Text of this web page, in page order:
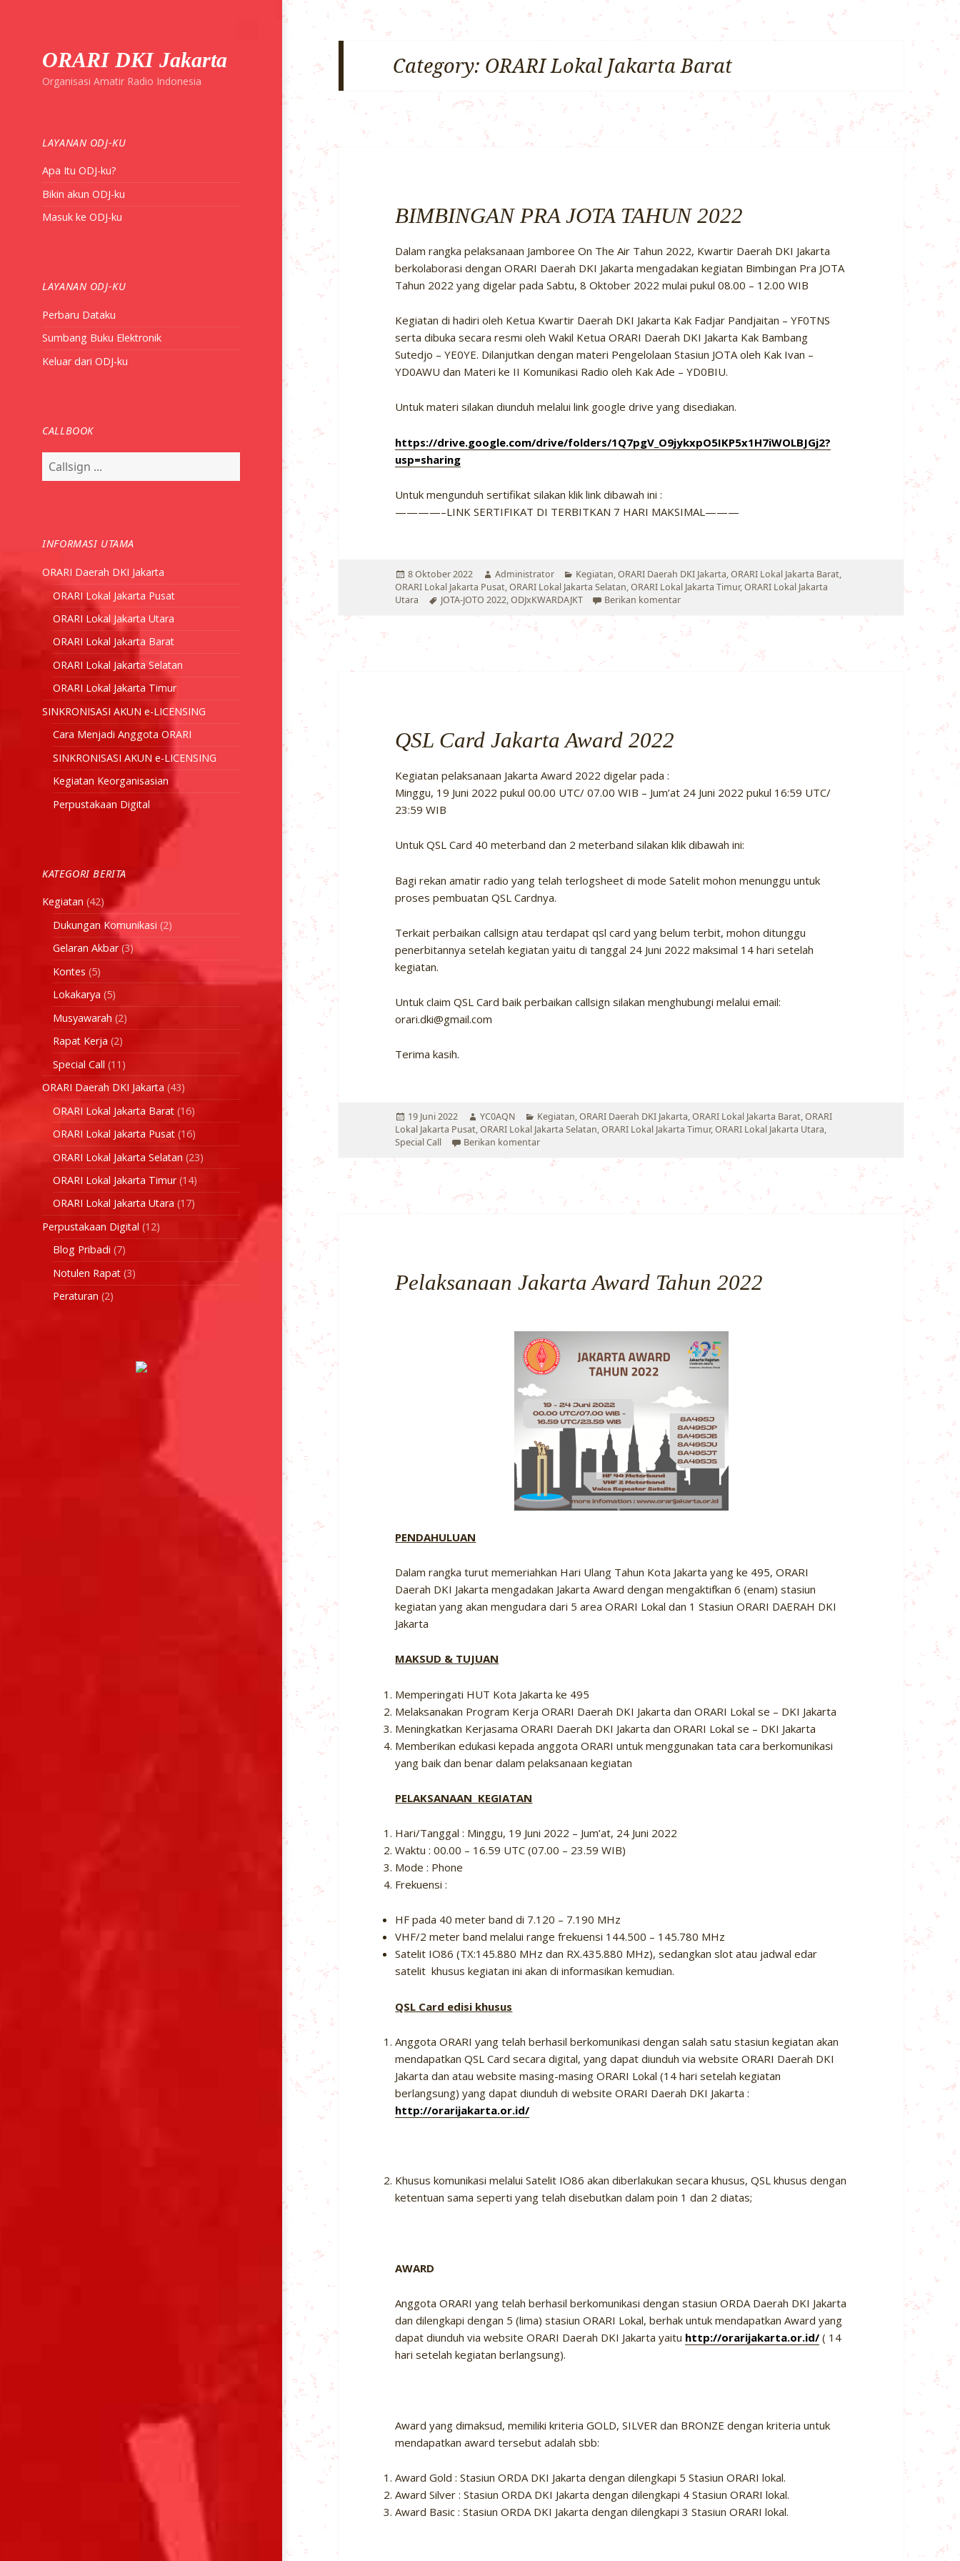
ORARI DKI Jakarta
Organisasi Amatir Radio Indonesia
LAYANAN ODJ-KU
Apa Itu ODJ-ku?
Bikin akun ODJ-ku
Masuk ke ODJ-ku
LAYANAN ODJ-KU
Perbaru Dataku
Sumbang Buku Elektronik
Keluar dari ODJ-ku
CALLBOOK
INFORMASI UTAMA
ORARI Daerah DKI Jakarta
ORARI Lokal Jakarta Pusat
ORARI Lokal Jakarta Utara
ORARI Lokal Jakarta Barat
ORARI Lokal Jakarta Selatan
ORARI Lokal Jakarta Timur
SINKRONISASI AKUN e-LICENSING
Cara Menjadi Anggota ORARI
SINKRONISASI AKUN e-LICENSING
Kegiatan Keorganisasian
Perpustakaan Digital
KATEGORI BERITA
Kegiatan (42)
Dukungan Komunikasi (2)
Gelaran Akbar(3)
Kontes (5)
Lokakarya (5)
Musyawarah (2)
Rapat Kerja (2)
Special Call (11)
ORARI Daerah DKI Jakarta (43)
ORARI Lokal Jakarta Barat(16)
ORARI Lokal Jakarta Pusat(16)
ORARI Lokal Jakarta Selatan (23)
ORARI Lokal Jakarta Timur(14)
ORARI Lokal Jakarta Utara (17)
Perpustakaan Digital (12)
Blog Pribadi (7)
Notulen Rapat(3)
Peraturan (2)
Category: ORARI Lokal Jakarta Barat
BIMBINGAN PRA JOTA TAHUN 2022
Dalam rangka pelaksanaan Jamboree On The Air Tahun 2022, Kwartir Daerah DKI Jakarta
berkolaborasi dengan ORARI Daerah DKI Jakarta mengadakan kegiatan Bimbingan Pra JOTA
Tahun 2022 yang digelar pada Sabtu, 8 Oktober 2022 mulai pukul 08.00 – 12.00 WIB
Kegiatan di hadiri oleh Ketua Kwartir Daerah DKI Jakarta Kak Fadjar Pandjaitan – YF0TNS
serta dibuka secara resmi oleh Wakil Ketua ORARI Daerah DKI Jakarta Kak Bambang
Sutedjo – YE0YE. Dilanjutkan dengan materi Pengelolaan Stasiun JOTA oleh Kak Ivan –
YD0AWU dan Materi ke II Komunikasi Radio oleh Kak Ade – YD0BIU.
Untuk materi silakan diunduh melalui link google drive yang disediakan.
https://drive.google.com/drive/folders/1Q7pgV_O9jykxpO5IKP5x1H7iWOLBJGj2?
usp=sharing
Untuk mengunduh sertifikat silakan klik link dibawah ini :
————–LINK SERTIFIKAT DI TERBITKAN 7 HARI MAKSIMAL———
Diposkan
pada
8 Oktober 2022 Penulis
Administrator Kategori
Kegiatan,ORARI Daerah DKI Jakarta,ORARI Lokal Jakarta Barat,
ORARI Lokal Jakarta Pusat,ORARI Lokal Jakarta Selatan,ORARI Lokal Jakarta Timur,ORARI Lokal Jakarta
Utara
Tag
JOTA-JOTO 2022,ODJxKWARDAJKT Berikan komentaruntuk BIMBINGAN PRA JOTA TAHUN 2022
QSL Card Jakarta Award 2022
Kegiatan pelaksanaan Jakarta Award 2022 digelar pada :
Minggu, 19 Juni 2022 pukul 00.00 UTC/ 07.00 WIB – Jum’at 24 Juni 2022 pukul 16:59 UTC/
23:59 WIB
Untuk QSL Card 40 meterband dan 2 meterband silakan klik dibawah ini:
Bagi rekan amatir radio yang telah terlogsheet di mode Satelit mohon menunggu untuk
proses pembuatan QSL Cardnya.
Terkait perbaikan callsign atau terdapat qsl card yang belum terbit, mohon ditunggu
penerbitannya setelah kegiatan yaitu di tanggal 24 Juni 2022 maksimal 14 hari setelah
kegiatan.
Untuk claim QSL Card baik perbaikan callsign silakan menghubungi melalui email:
orari.dki@gmail.com
Terima kasih.
Diposkan
pada
19 Juni 2022 Penulis
YC0AQN Kategori
Kegiatan,ORARI Daerah DKI Jakarta,ORARI Lokal Jakarta Barat,ORARI
Lokal Jakarta Pusat,ORARI Lokal Jakarta Selatan,ORARI Lokal Jakarta Timur,ORARI Lokal Jakarta Utara,
Special Call
Berikan komentaruntuk QSL Card Jakarta Award 2022
Pelaksanaan Jakarta Award Tahun 2022
PENDAHULUAN
Dalam rangka turut memeriahkan Hari Ulang Tahun Kota Jakarta yang ke 495, ORARI
Daerah DKI Jakarta mengadakan Jakarta Award dengan mengaktifkan 6 (enam) stasiun
kegiatan yang akan mengudara dari 5 area ORARI Lokal dan 1 Stasiun ORARI DAERAH DKI
Jakarta
MAKSUD & TUJUAN
Memperingati HUT Kota Jakarta ke 495
Melaksanakan Program Kerja ORARI Daerah DKI Jakarta dan ORARI Lokal se – DKI Jakarta
Meningkatkan Kerjasama ORARI Daerah DKI Jakarta dan ORARI Lokal se – DKI Jakarta
Memberikan edukasi kepada anggota ORARI untuk menggunakan tata cara berkomunikasi
yang baik dan benar dalam pelaksanaan kegiatan
PELAKSANAAN KEGIATAN
Hari/Tanggal : Minggu, 19 Juni 2022 – Jum’at, 24 Juni 2022
Waktu : 00.00 – 16.59 UTC (07.00 – 23.59 WIB)
Mode : Phone
Frekuensi :
HF pada 40 meter band di 7.120 – 7.190 MHz
VHF/2 meter band melalui range frekuensi 144.500 – 145.780 MHz
Satelit IO86 (TX:145.880 MHz dan RX.435.880 MHz), sedangkan slot atau jadwal edar
satelit khusus kegiatan ini akan di informasikan kemudian.
QSL Card edisi khusus
Anggota ORARI yang telah berhasil berkomunikasi dengan salah satu stasiun kegiatan akan
mendapatkan QSL Card secara digital, yang dapat diunduh via website ORARI Daerah DKI
Jakarta dan atau website masing-masing ORARI Lokal (14 hari setelah kegiatan
berlangsung) yang dapat diunduh di website ORARI Daerah DKI Jakarta :
http://orarijakarta.or.id/
Khusus komunikasi melalui Satelit IO86 akan diberlakukan secara khusus, QSL khusus dengan
ketentuan sama seperti yang telah disebutkan dalam poin 1 dan 2 diatas;
AWARD
Anggota ORARI yang telah berhasil berkomunikasi dengan stasiun ORDA Daerah DKI Jakarta
dan dilengkapi dengan 5 (lima) stasiun ORARI Lokal, berhak untuk mendapatkan Award yang
dapat diunduh via website ORARI Daerah DKI Jakarta yaitu http://orarijakarta.or.id/ ( 14
hari setelah kegiatan berlangsung).
Award yang dimaksud, memiliki kriteria GOLD, SILVER dan BRONZE dengan kriteria untuk
mendapatkan award tersebut adalah sbb:
Award Gold : Stasiun ORDA DKI Jakarta dengan dilengkapi 5 Stasiun ORARI lokal.
Award Silver : Stasiun ORDA DKI Jakarta dengan dilengkapi 4 Stasiun ORARI lokal.
Award Basic : Stasiun ORDA DKI Jakarta dengan dilengkapi 3 Stasiun ORARI lokal.